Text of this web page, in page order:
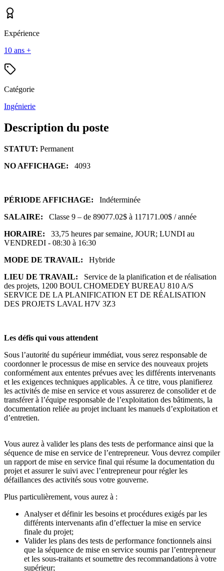
Expérience
10 ans +
Catégorie
Ingénierie
Description du poste
STATUT: Permanent
NO AFFICHAGE: 4093
PÉRIODE AFFICHAGE: Indéterminée
SALAIRE: Classe 9 – de 89077.02$ à 117171.00$ / année
HORAIRE: 33,75 heures par semaine, JOUR; LUNDI au
VENDREDI - 08:30 à 16:30
MODE DE TRAVAIL: Hybride
LIEU DE TRAVAIL: Service de la planification et de réalisation
des projets, 1200 BOUL CHOMEDEY BUREAU 810 A/S
SERVICE DE LA PLANIFICATION ET DE RÉALISATION
DES PROJETS LAVAL H7V 3Z3
Les défis qui vous attendent
Sous l’autorité du supérieur immédiat, vous serez responsable de
coordonner le processus de mise en service des nouveaux projets
conformément aux ententes prévues avec les différents intervenants
et les exigences techniques applicables. À ce titre, vous planifierez
les activités de mise en service et vous assurerez de consolider et de
transférer à l’équipe responsable de l’exploitation des bâtiments, la
documentation reliée au projet incluant les manuels d’exploitation et
d’entretien.
Vous aurez à valider les plans des tests de performance ainsi que la
séquence de mise en service de l’entrepreneur. Vous devrez compiler
un rapport de mise en service final qui résume la documentation du
projet et assurer le suivi avec l’entrepreneur pour régler les
défaillances des activités sous votre gouverne.
Plus particulièrement, vous aurez à :
Analyser et définir les besoins et procédures exigés par les
différents intervenants afin d’effectuer la mise en service
finale du projet;
Valider les plans des tests de performance fonctionnels ainsi
que la séquence de mise en service soumis par l’entrepreneur
et les sous-traitants et soumettre des recommandations à votre
supérieur;